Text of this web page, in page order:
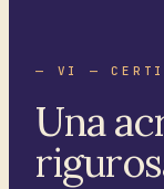
— VI —
Una